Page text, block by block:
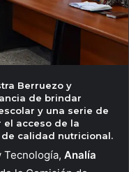
Berruezo y
de brindar
y una serie de
acceso de la
calidad nutricional.
Tecnología, Analía